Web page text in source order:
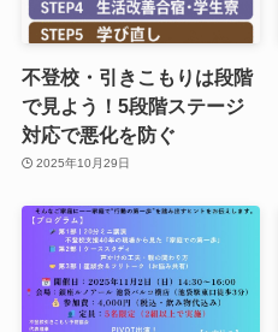
不登校・引きこもりは段階
で見よう！5段階ステージ
対応で悪化を防ぐ
2025年10月29日